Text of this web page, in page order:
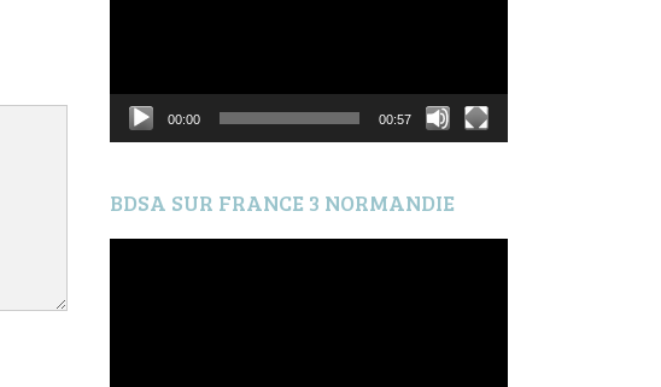
00:00 00:57
BDSA SUR FRANCE 3 NORMANDIE